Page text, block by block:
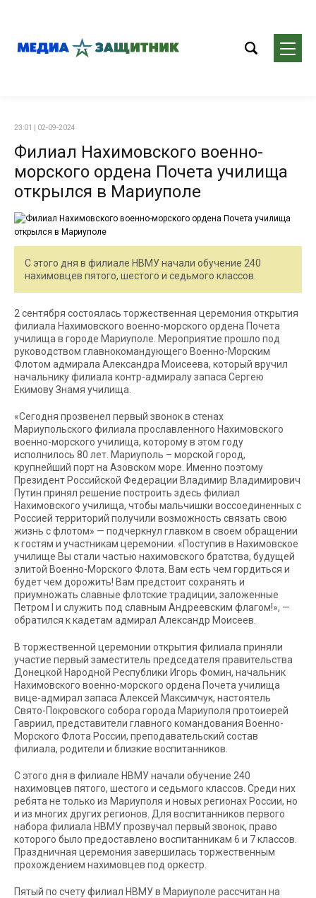
23:01 | 02-09-2024
Филиал Нахимовского военно-
морского ордена Почета училища
открылся в Мариуполе
С этого дня в филиале НВМУ начали обучение 240
нахимовцев пятого, шестого и седьмого классов.
2 сентября состоялась торжественная церемония открытия
филиала Нахимовского военно-морского ордена Почета
училища в городе Мариуполе. Мероприятие прошло под
руководством главнокомандующего Военно-Морским
Флотом адмирала Александра Моисеева, который вручил
начальнику филиала контр-адмиралу запаса Сергею
Екимову Знамя училища.
«Сегодня прозвенел первый звонок в стенах
Мариупольского филиала прославленного Нахимовского
военно-морского училища, которому в этом году
исполнилось 80 лет. Мариуполь – морской город,
крупнейший порт на Азовском море. Именно поэтому
Президент Российской Федерации Владимир Владимирович
Путин принял решение построить здесь филиал
Нахимовского училища, чтобы мальчишки воссоединенных с
Россией территорий получили возможность связать свою
жизнь с флотом» — подчеркнул главком в своем обращении
к гостям и участникам церемонии. «Поступив в Нахимовское
училище Вы стали частью нахимовского братства, будущей
элитой Военно-Морского Флота. Вам есть чем гордиться и
будет чем дорожить! Вам предстоит сохранять и
приумножать славные флотские традиции, заложенные
Петром I и служить под славным Андреевским флагом!», —
обратился к кадетам адмирал Александр Моисеев.
В торжественной церемонии открытия филиала приняли
участие первый заместитель председателя правительства
Донецкой Народной Республики Игорь Фомин, начальник
Нахимовского военно-морского ордена Почета училища
вице-адмирал запаса Алексей Максимчук, настоятель
Свято-Покровского собора города Мариуполя протоиерей
Гавриил, представители главного командования Военно-
Морского Флота России, преподавательский состав
филиала, родители и близкие воспитанников.
С этого дня в филиале НВМУ начали обучение 240
нахимовцев пятого, шестого и седьмого классов. Среди них
ребята не только из Мариуполя и новых регионах России, но
и из многих других регионов. Для воспитанников первого
набора филиала НВМУ прозвучал первый звонок, право
которого было предоставлено воспитанникам 6 и 7 классов.
Праздничная церемония завершилась торжественным
прохождением нахимовцев под оркестр.
Пятый по счету филиал НВМУ в Мариуполе рассчитан на